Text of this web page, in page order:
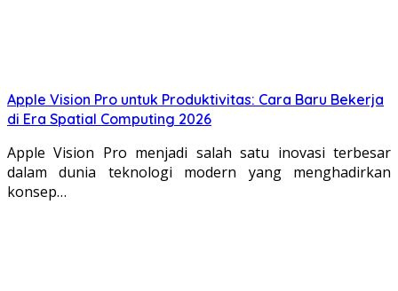
Apple Vision Pro untuk Produktivitas: Cara Baru Bekerja
di Era Spatial Computing 2026
Apple Vision Pro menjadi salah satu inovasi terbesar
dalam dunia teknologi modern yang menghadirkan
konsep…